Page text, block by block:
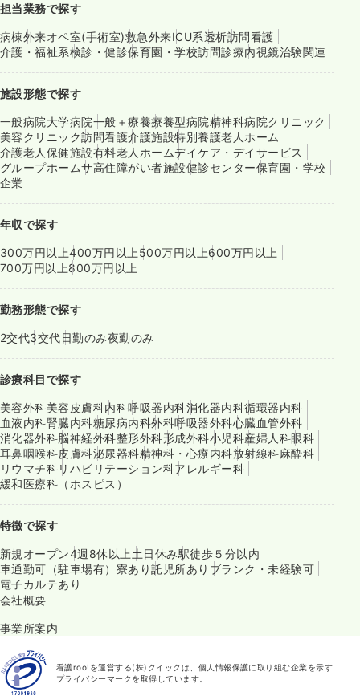
担当業務で探す
病棟外来オペ室(手術室)救急外来ICU系透析訪問看護
介護・福祉系検診・健診保育園・学校訪問診療内視鏡治験関連
施設形態で探す
一般病院大学病院一般＋療養療養型病院精神科病院クリニック
美容クリニック訪問看護介護施設特別養護老人ホーム
介護老人保健施設有料老人ホームデイケア・デイサービス
グループホームサ高住障がい者施設健診センター保育園・学校
企業
年収で探す
300万円以上400万円以上 500万円以上600万円以上
700万円以上800万円以上
勤務形態で探す
2交代3交代日勤のみ夜勤のみ
診療科目で探す
美容外科美容皮膚科内科呼吸器内科消化器内科循環器内科
血液内科腎臓内科糖尿病内科外科呼吸器外科心臓血管外科
消化器外科脳神経外科整形外科形成外科小児科産婦人科眼科
耳鼻咽喉科皮膚科泌尿器科精神科・心療内科放射線科麻酔科
リウマチ科リハビリテーション科アレルギー科
緩和医療科（ホスピス）
特徴で探す
新規オープン4週8休以上 土日休み駅徒歩５分以内
車通勤可（駐車場有） 寮あり託児所あり ブランク・未経験可
電子カルテあり
会社概要
事業所案内
看護roo!を運営する(株)クイックは、個人情報保護に取り組む企業を示す
プライバシーマークを取得しています。